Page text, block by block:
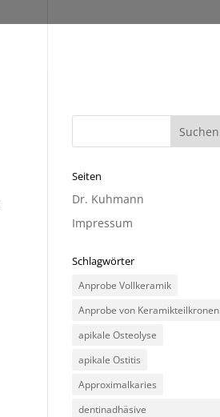
Seiten
Dr. Kuhmann
Impressum
Schlagwörter
Anprobe Vollkeramik
Anprobe von Keramikteilkronen
apikale Osteolyse
apikale Ostitis
Approximalkaries
dentinadhäsive